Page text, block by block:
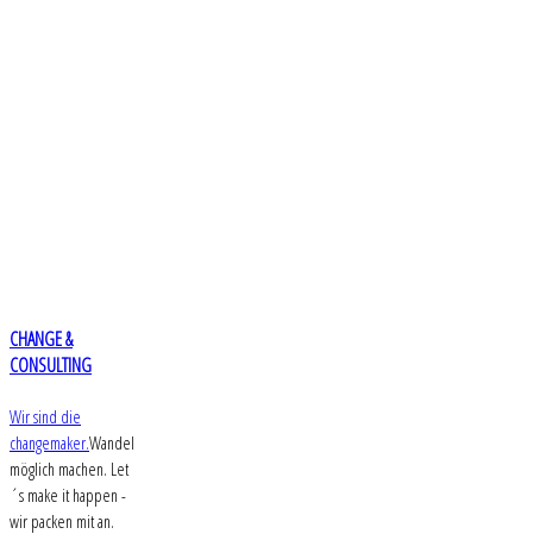
CHANGE &
CONSULTING
Wir sind die
changemaker.Wandel
möglich machen. Let
´s make it happen -
wir packen mit an.